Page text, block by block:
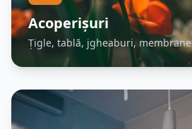
Acoperișuri
Țigle, tablă, jgheaburi, membrane